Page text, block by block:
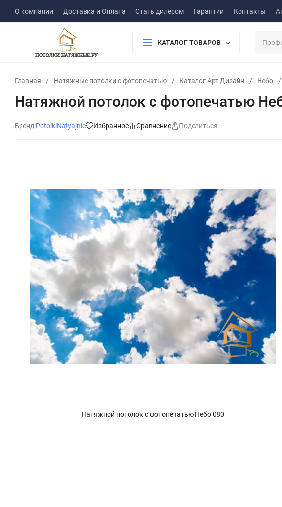
О компании Доставка и Оплата Стать дилером Гарантии Контакты
КАТАЛОГ ТОВАРОВ
Главная / Натяжные потолки с фотопечатью / Каталог Арт Дизайн / Небо /
Натяжной потолок с фотопечатью
Бренд:PotolkiNatyajnie Избранное Сравнение Поделиться
Натяжной потолок с фотопечатью Небо 080